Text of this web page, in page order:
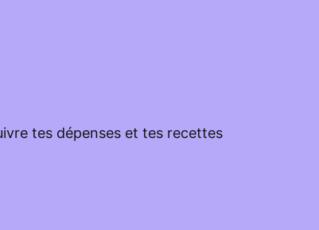
tes dépenses et tes recettes